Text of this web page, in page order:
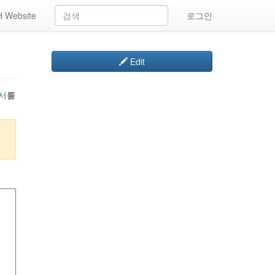
로그인
Website
를
Edit